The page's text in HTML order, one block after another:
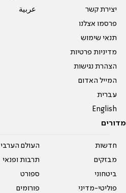
יצירת קשר
פרסמו אצלנו
תנאי שימוש
מדיניות פרטיות
הצהרת נגישות
המייל האדום
עברית
English
عربية
מדורים
חדשות
מבזקים
ביטחוני
פוליטי-מדיני
העולם הערבי
תרבות ופנאי
ספורט
פורומים